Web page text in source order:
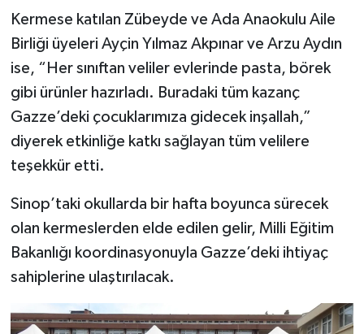
Kermese katılan Zübeyde ve Ada Anaokulu Aile
Birliği üyeleri Ayçin Yılmaz Akpınar ve Arzu Aydın
ise, “Her sınıftan veliler evlerinde pasta, börek
gibi ürünler hazırladı. Buradaki tüm kazanç
Gazze’deki çocuklarımıza gidecek inşallah,”
diyerek etkinliğe katkı sağlayan tüm velilere
teşekkür etti.
Sinop’taki okullarda bir hafta boyunca sürecek
olan kermeslerden elde edilen gelir, Milli Eğitim
Bakanlığı koordinasyonuyla Gazze’deki ihtiyaç
sahiplerine ulaştırılacak.